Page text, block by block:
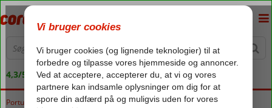
4,3/5 på Trustpilot
Forside
Portugal Madeira Funchal Savoy Palace